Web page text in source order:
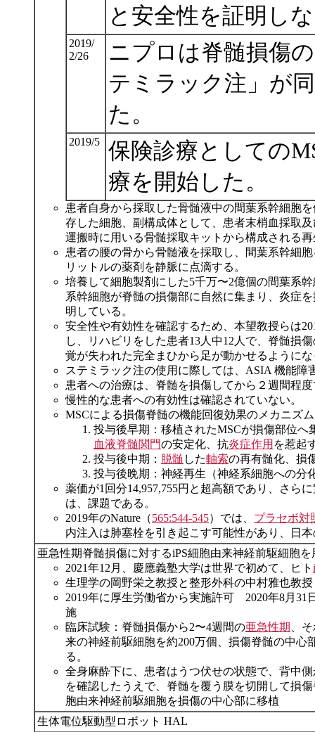
と安全性を証明し
2019/
2/26
ニプロは脊髄損傷
テミラック注」が
た。
2019/5
保険診療としての
療を開始した。
患者自身から採取した骨髄液中の間葉系幹細胞
存した細胞、副構成体として、患者末梢血採取
運搬時に用いる骨髄採取キットから構成される
患者の腰の骨から骨髄液を採取し、間葉系幹細
リットルの薬剤を静脈に点滴する。
培養して細胞製剤にした5千万〜2億個の間葉系
系幹細胞が脊髄の損傷部に自然に集まり、炎症
明している。
安全性や有効性を確認するため、本望教授らは
し、リハビリをした患者13人中12人で、脊髄損
覚が失われた完全まひから足が動かせるように
ステミラック注の使用に際しては、ASIA 機能障
患者への治療は、脊髄を損傷してから２週間程
慢性的な患者への有効性は確認されていない。
MSCによる損傷脊髄の機能回復効果のメカニズム
投与後早期：移植されたMSCが損傷部位へ
血液脊髄関門の安定化、抗炎症作用 を惹起
投与後中期： 脱髄 した軸索の再有髄化、損
投与後晩期：神経再生（神経系細胞への分
薬価が1回分14,957,755円と超高額であり、さら
は、課題である。
2019年のNature（565:544-545）では、 プラセボ対
内注入は肺塞栓を引き起こす可能性があり、日
亜急性期脊髄損傷に対するiPS細胞由来神経前駆細
2021年12月、慶應義塾大学は世界で初めて、ヒト
生理学の岡野栄之教授と整形外科の中村雅也教授
2019年に厚生労働省から実施許可 2020年8月31
施
臨床試験：脊髄損傷から2〜4週間の亜急性期
、
来の神経前駆細胞を約200万個、損傷脊髄の中
る。
全身麻酔下に、患者はうつ伏せの状態で、背中
を確認したうえで、脊髄を覆う膜を切開して損
胞由来神経前駆細胞を損傷の中心部に移植
生体電位駆動型ロボット HAL